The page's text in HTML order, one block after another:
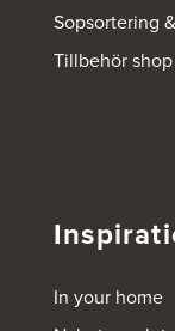
Sopsortering
Tillbehör shop
In your home